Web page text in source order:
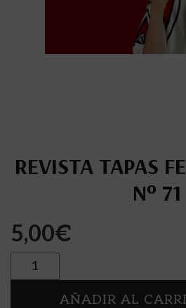
REVISTA TAPAS
Nº 71
5,00€
Cantidad
AÑADIR AL